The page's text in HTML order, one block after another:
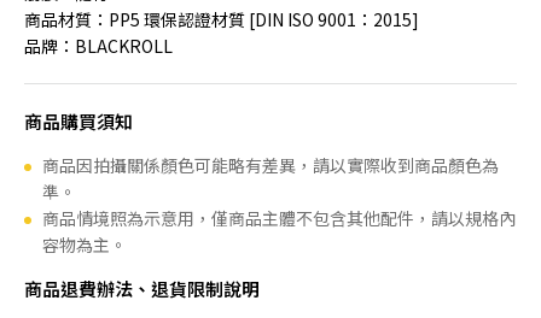
商品材質：PP5 環保認證材質 [DIN ISO 9001：2015]
品牌：BLACKROLL
商品購買須知
商品因拍攝關係顏色可能略有差異，請以實際收到商品顏色為
準。
商品情境照為示意用，僅商品主體不包含其他配件，請以規格內
容物為主。
商品退費辦法、退貨限制說明